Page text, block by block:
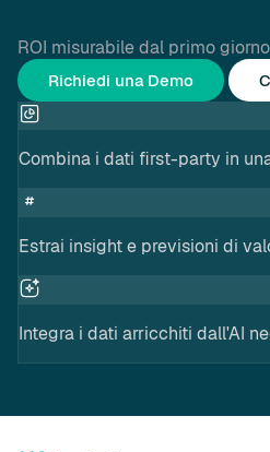
ROI misurabile dal primo giorno
Richiedi una Demo
Combina i dati first-party in
Estrai insight e previsioni di
Integra i dati arricchiti dall'AI